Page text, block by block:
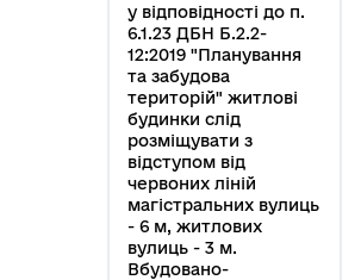
у відповідності до п.
6.1.23 ДБН Б.2.2-
12:2019 "Планування
та забудова
територій" житлові
будинки слід
розміщувати з
відступом від
червоних ліній
магістральних вулиць
- 6 м, житлових
вулиць - 3 м.
Вбудовано-